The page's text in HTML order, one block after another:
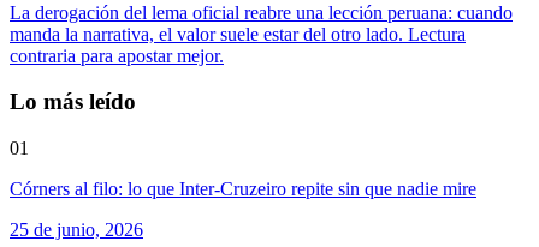
La derogación del lema oficial reabre una lección peruana: cuando
manda la narrativa, el valor suele estar del otro lado. Lectura
contraria para apostar mejor.
Lo más leído
01
Córners al filo: lo que Inter-Cruzeiro repite sin que nadie mire
25 de junio, 2026